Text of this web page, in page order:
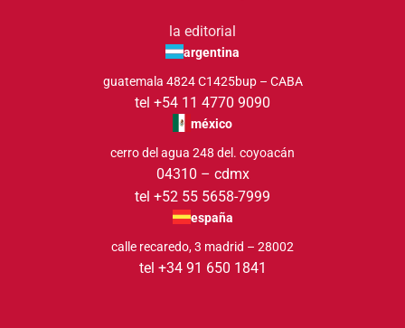
la editorial
argentina
guatemala 4824 C1425bup – CABA
tel +54 11 4770 9090
méxico
cerro del agua 248 del. coyoacán
04310 – cdmx
tel +52 55 5658-7999
españa
calle recaredo, 3 madrid – 28002
tel +34 91 650 1841